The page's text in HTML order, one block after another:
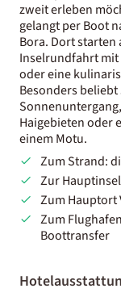
zweit erleben
gelangt per Boot
Bora. Dort starten
Inselrundfahrt mit
oder eine
Besonders
Haigebieten oder
einem Motu.
Zum Strand:
Zur
Zum Hauptort
Zum
Boottransfer